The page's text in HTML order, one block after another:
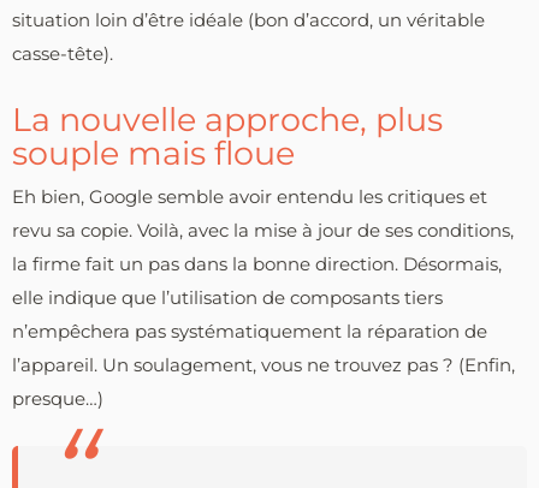
situation loin d’être idéale (bon d’accord, un véritable
casse-tête).
La nouvelle approche, plus
souple mais floue
Eh bien, Google semble avoir entendu les critiques et
revu sa copie. Voilà, avec la mise à jour de ses conditions,
la firme fait un pas dans la bonne direction. Désormais,
elle indique que l’utilisation de composants tiers
n’empêchera pas systématiquement la réparation de
l’appareil. Un soulagement, vous ne trouvez pas ? (Enfin,
presque…)